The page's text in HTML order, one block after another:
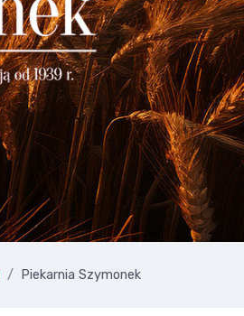
Piekarnia Szymonek